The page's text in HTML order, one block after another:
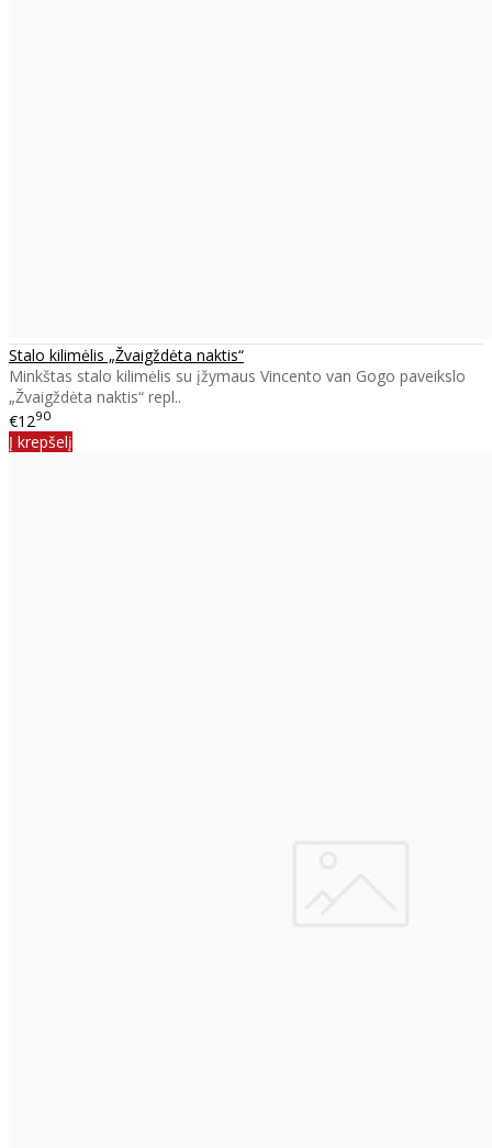
Stalo kilimėlis „Žvaigždėta naktis“
Minkštas stalo kilimėlis su įžymaus Vincento van Gogo paveikslo
„Žvaigždėta naktis“ repl..
€1290
Į krepšelį